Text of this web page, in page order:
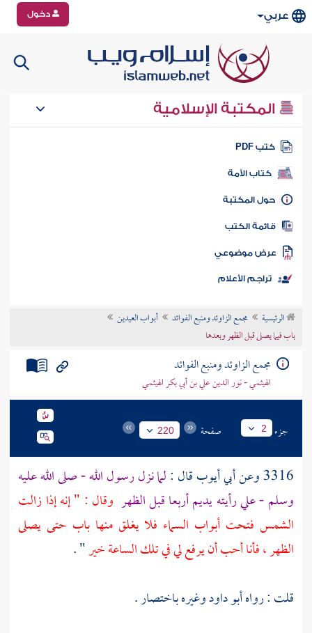
عربي دخول
المكتبة الإسلامية
كتب PDF
كتاب الأمة
المكتبة
الكتب
موضوعي
تراجم الأعلام
الرئيسية مجمع الزاوئد ومنبع الفوائد
أبواب العيدين
باب فيما يصلى قبل الظهر وبعدها
مجمع الزاوئد ومنبع الفوائد
الهيثمي - نور الدين علي بن أبي بكر الهيثمي
جزء 2 صفحة 220
3316 وعن أبي أيوبقال :لما نزل رسول الله - صلى الله عليه
وسلم - علي رأيته يديم أربعا قبل الظهر وقال : " إنه إذا زالت
الشمس فتحت أبواب السماء فلا يغلق منها باب حتى يصلى
الظهر ، فأنا أحب أن يرفع لي في تلك الساعة خير" .
قلت : رواهأبو داودوغيره باختصار .